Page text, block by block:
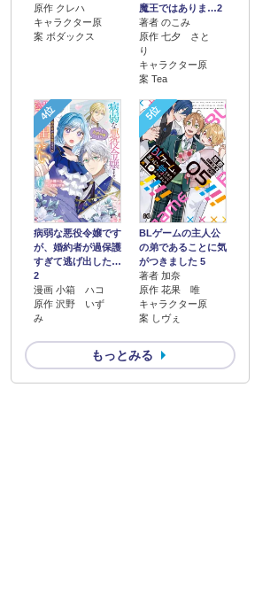
原作 クレハ
キャラクター原
案 ボダックス
魔王ではありま…2
著者 のこみ
原作 七夕 さと
り
キャラクター原
案 Tea
4位
病弱な悪役令嬢です
が、婚約者が過保護
すぎて逃げ出した…
2
漫画 小箱 ハコ
原作 沢野 いず
み
5位
BLゲームの主人公
の弟であることに気
がつきました 5
著者 加奈
原作 花果 唯
キャラクター原
案 しヴぇ
もっとみる